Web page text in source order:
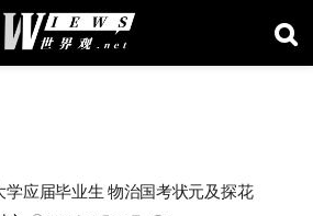
学应届毕业生 物治国考状元及探花